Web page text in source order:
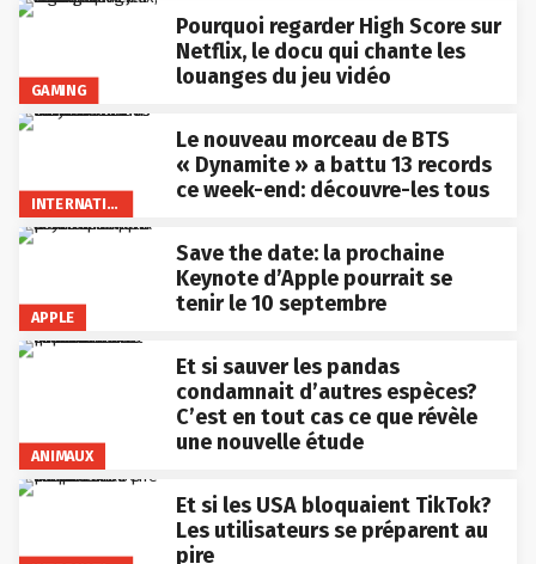
GAMING
Pourquoi regarder High Score sur
Netflix, le docu qui chante les
louanges du jeu vidéo
INTERNATIONAL
Le nouveau morceau de BTS
« Dynamite » a battu 13 records
ce week-end: découvre-les tous
APPLE
Save the date: la prochaine
Keynote d’Apple pourrait se
tenir le 10 septembre
ANIMAUX
Et si sauver les pandas
condamnait d’autres espèces?
C’est en tout cas ce que révèle
une nouvelle étude
Et si les USA bloquaient TikTok?
Les utilisateurs se préparent au
pire